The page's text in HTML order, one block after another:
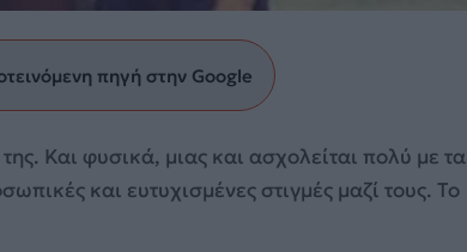
πηγή στην Google
Και φυσικά, μιας και ασχολείται πολύ με τα
και ευτυχισμένες στιγμές μαζί τους. Το